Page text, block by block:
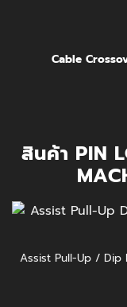
Cable
สินค้า PIN
Assist Pull-Up / Dip